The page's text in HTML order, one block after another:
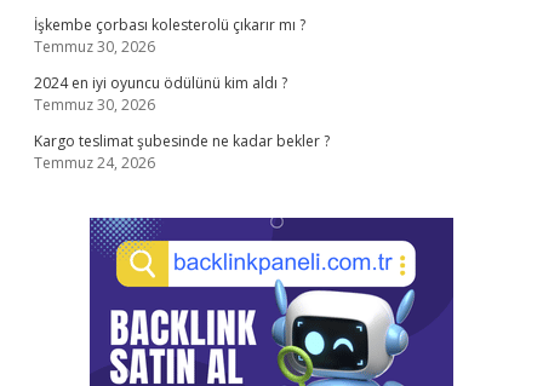
İşkembe çorbası kolesterolü çıkarır mı ?
Temmuz 30, 2026
2024 en iyi oyuncu ödülünü kim aldı ?
Temmuz 30, 2026
Kargo teslimat şubesinde ne kadar bekler ?
Temmuz 24, 2026